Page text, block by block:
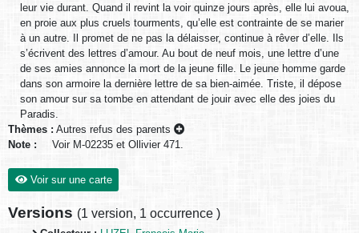
leur vie durant. Quand il revint la voir quinze jours après, elle lui avoua,
en proie aux plus cruels tourments, qu’elle est contrainte de se marier
à un autre. Il promet de ne pas la délaisser, continue à rêver d’elle. Ils
s’écrivent des lettres d’amour. Au bout de neuf mois, une lettre d’une
de ses amies annonce la mort de la jeune fille. Le jeune homme garde
dans son armoire la dernière lettre de sa bien-aimée. Triste, il dépose
son amour sur sa tombe en attendant de jouir avec elle des joies du
Paradis.
Thèmes : Autres refus des parents
Note :
Voir M-02235 et Ollivier 471.
Voir sur une carte
Versions (1 version, 1 occurrence )